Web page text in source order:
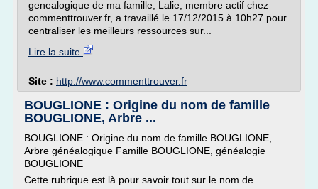
genealogique de ma famille, Lalie, membre actif chez
commenttrouver.fr, a travaillé le 17/12/2015 à 10h27 pour
centraliser les meilleurs ressources sur...
Lire la suite
Site : http://www.commenttrouver.fr
BOUGLIONE : Origine du nom de famille
BOUGLIONE, Arbre ...
BOUGLIONE : Origine du nom de famille BOUGLIONE,
Arbre généalogique Famille BOUGLIONE, généalogie
BOUGLIONE
Cette rubrique est là pour savoir tout sur le nom de...